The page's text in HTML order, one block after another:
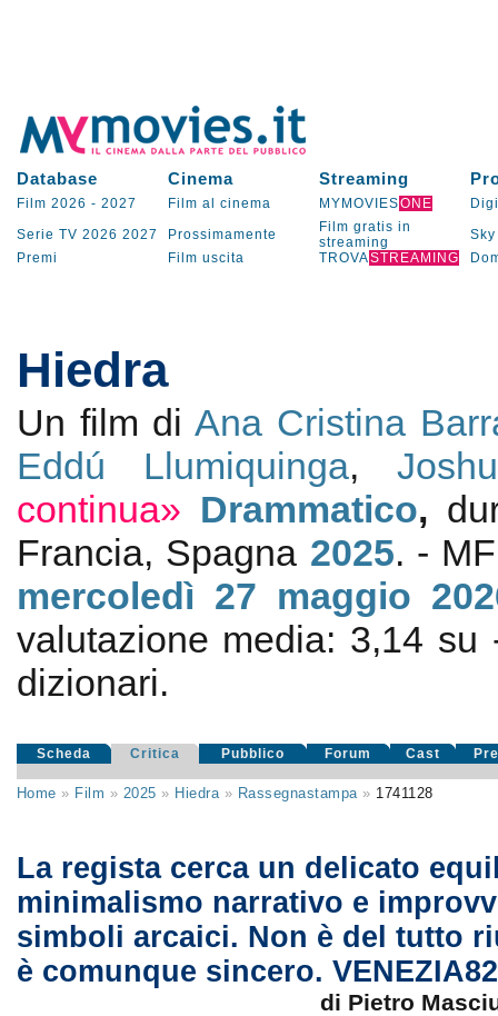
Database Cinema Streaming
Film 2026 - 2027 Film al cinema MYMOVIESONE
Serie TV 2026 2027 Prossimamente
Film gratis in
streaming
Sky
Premi
Film uscita TROVASTREAMING
Hiedra
Un film diAna Cristina
Eddú Llumiquinga,
continua» Drammatico,
Francia, Spagna 2025. -
mercoledì 27 maggio
valutazione media: 3,14 su
dizionari.
Scheda Critica Pubblico Forum Cast
Home » Film » 2025 » Hiedra» Rassegnastampa» 1741128
La regista cerca un delicato
minimalismo narrativo e
simboli arcaici. Non è del tutto
è comunque sincero.
di Pietro